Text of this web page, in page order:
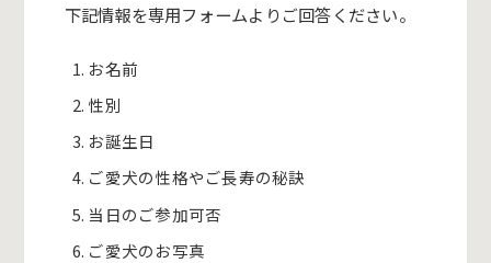
下記情報を専用フォームよりご回答ください。
お名前
性別
お誕生日
ご愛犬の性格やご長寿の秘訣
当日のご参加可否
ご愛犬のお写真